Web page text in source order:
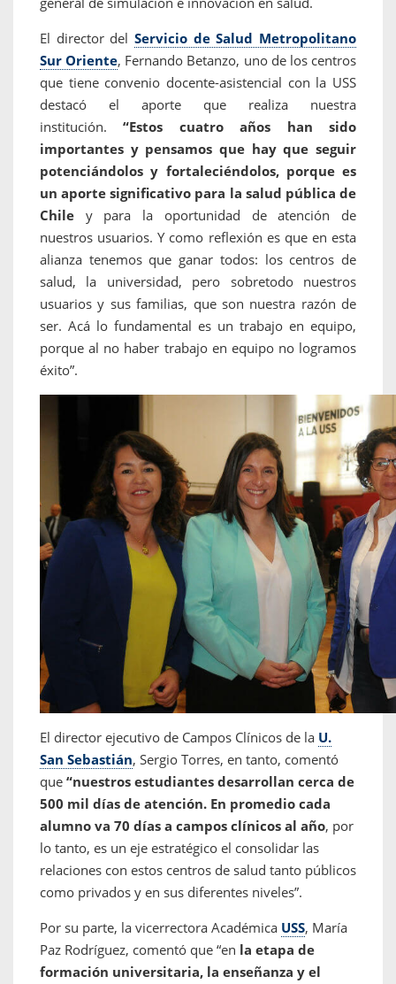
El director del Servicio de Salud Metropolitano
Sur Oriente, Fernando Betanzo, uno de los centros
que tiene convenio docente-asistencial con la USS
destacó el aporte que realiza nuestra
institución.“Estos cuatro años han sido
importantes y pensamos que hay que seguir
potenciándolos y fortaleciéndolos, porque es
un aporte significativo para la salud pública de
Chile y para la oportunidad de atención de
nuestros usuarios. Y como reflexión es que en esta
alianza tenemos que ganar todos: los centros de
salud, la universidad, pero sobretodo nuestros
usuarios y sus familias, que son nuestra razón de
ser. Acá lo fundamental es un trabajo en equipo,
porque al no haber trabajo en equipo no logramos
éxito”.
El director ejecutivo de Campos Clínicos de la U.
San Sebastián, Sergio Torres, en tanto, comentó
que “nuestros estudiantes desarrollan cerca de
500 mil días de atención. En promedio cada
alumno va 70 días a campos clínicos al año, por
lo tanto, es un eje estratégico el consolidar las
relaciones con estos centros de salud tanto públicos
como privados y en sus diferentes niveles”.
Por su parte, la vicerrectora Académica USS, María
Paz Rodríguez, comentó que “en la etapa de
formación universitaria, la enseñanza y el